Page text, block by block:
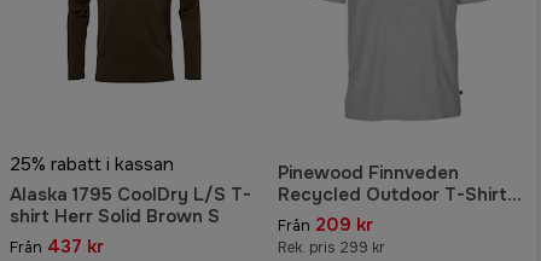
25% rabatt i kassan
Alaska 1795 CoolDry L/S T-
shirt Herr Solid Brown S
Från 437 kr
Pinewood Finnveden
Recycled Outdoor T-Shirt
Herr Light Grey Melange
Från 209 kr
Rek. pris 299 kr